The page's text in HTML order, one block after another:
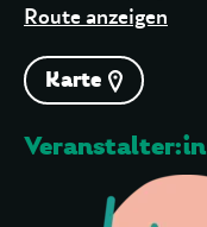
Route anzeigen
Karte
Veranstalter:in